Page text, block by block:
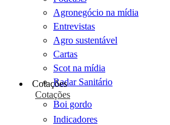
Agronegócio na mídia
Entrevistas
Agro sustentável
Cartas
Scot na mídia
Radar Sanitário
Cotações
Cotações
Boi gordo
Indicadores